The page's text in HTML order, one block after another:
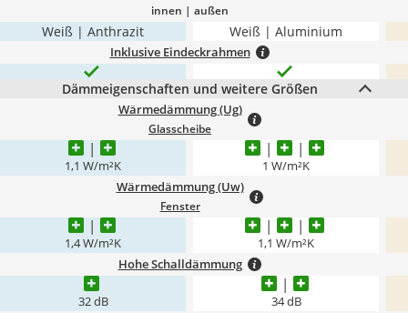
innen | außen
Weiß | Anthrazit Weiß | Aluminium
Inklusive Eindeckrahmen
Dämmeigenschaften und weitere Größen
Wärmedämmung (Ug)
Glasscheibe
1,1 W/m²K 1 W/m²K
Wärmedämmung (Uw)
Fenster
1,4 W/m²K 1,1 W/m²K
Hohe Schalldämmung
32 dB 34 dB